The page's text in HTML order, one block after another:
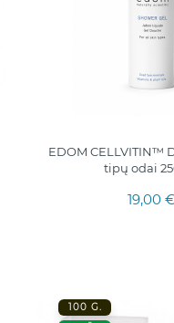
EDOM CELLVITIN™
tipų odai
19,00
100 G.